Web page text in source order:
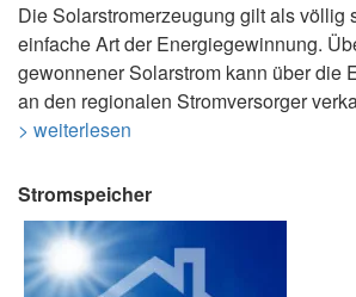
Die Solarstromerzeugung gilt als völlig
einfache Art der Energiegewinnung.
gewonnener Solarstrom kann über die
an den regionalen Stromversorger
> weiterlesen
Stromspeicher